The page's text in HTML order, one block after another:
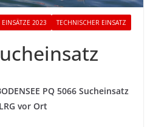
EINSÄTZE 2023 TECHNISCHER EINSATZ
PQ 5066 Sucheinsatz
vor Ort